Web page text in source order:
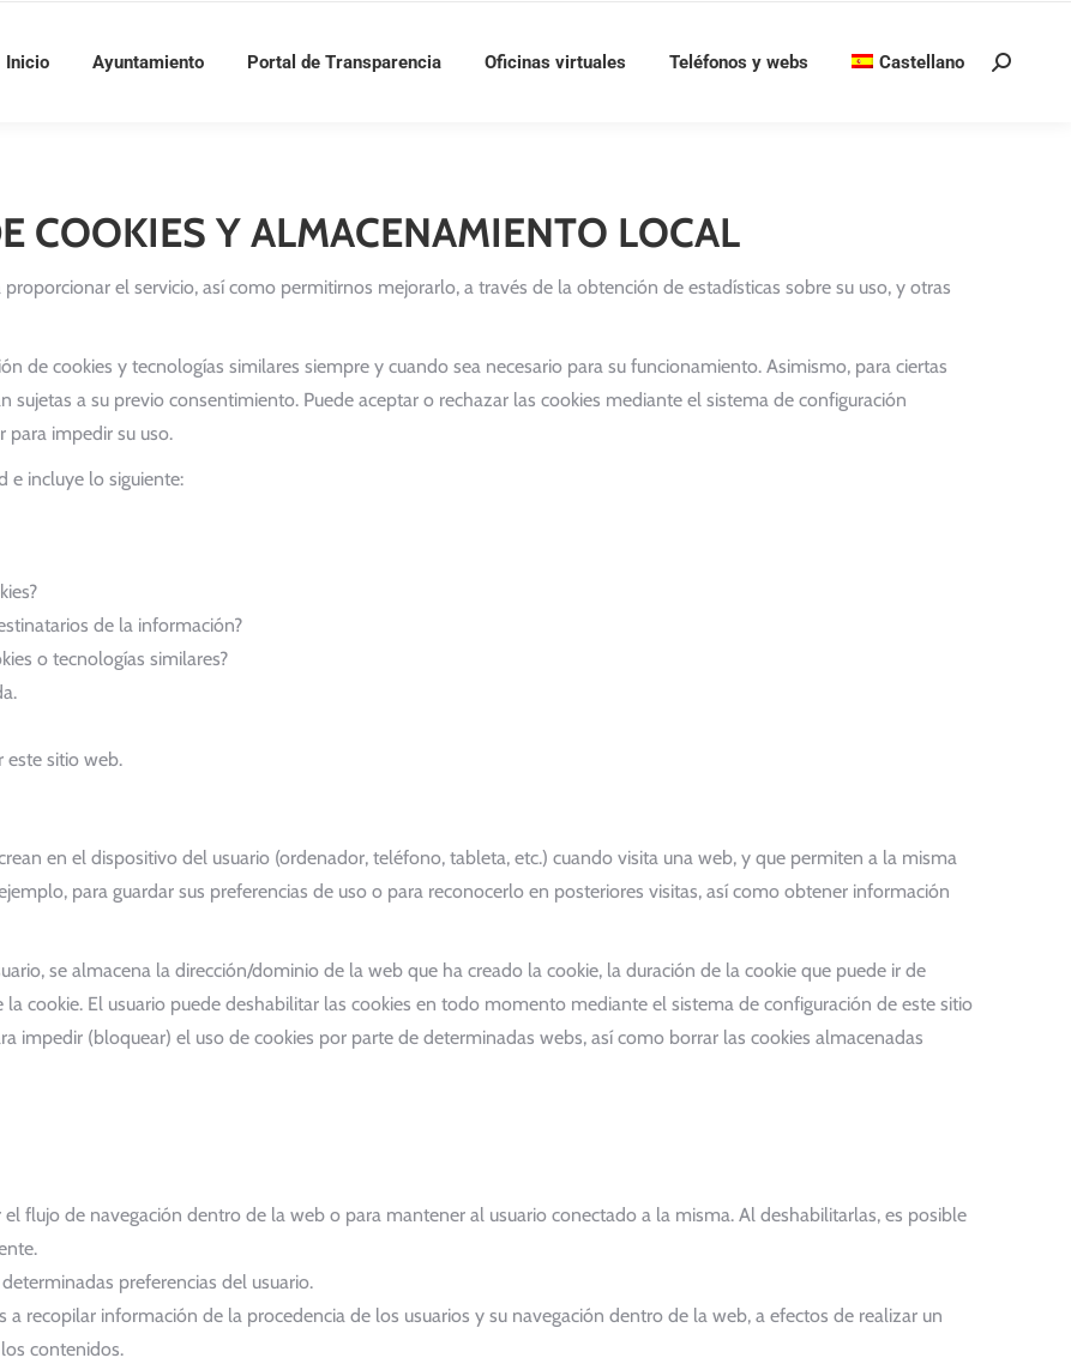
Inicio Ayuntamiento Portal de Transparencia Oficinas virtuales Teléfonos y webs Castellano Buscar:
COOKIES Y ALMACENAMIENTO LOCAL
el servicio, así como permitirnos mejorarlo, a través de la obtención de estadísticas sobre su uso, y otras
de cookies y tecnologías similares siempre y cuando sea necesario para su funcionamiento. Asimismo, para ciertas
a su previo consentimiento. Puede aceptar o rechazar las cookies mediante el sistema de configuración
para impedir su uso.
e incluye lo siguiente:
de la información?
o tecnologías similares?
este sitio web.
en el dispositivo del usuario (ordenador, teléfono, tableta, etc.) cuando visita una web, y que permiten a la misma
para guardar sus preferencias de uso o para reconocerlo en posteriores visitas, así como obtener información
se almacena la dirección/dominio de la web que ha creado la cookie, la duración de la cookie que puede ir de
cookie. El usuario puede deshabilitar las cookies en todo momento mediante el sistema de configuración de este sitio
impedir (bloquear) el uso de cookies por parte de determinadas webs, así como borrar las cookies almacenadas
el flujo de navegación dentro de la web o para mantener al usuario conectado a la misma. Al deshabilitarlas, es posible
preferencias del usuario.
recopilar información de la procedencia de los usuarios y su navegación dentro de la web, a efectos de realizar un
contenidos.